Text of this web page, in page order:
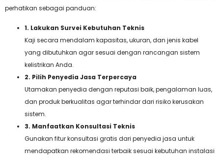
perhatikan sebagai panduan:
1. Lakukan Survei Kebutuhan Teknis
Kaji secara mendalam kapasitas, ukuran, dan jenis kabel
yang dibutuhkan agar sesuai dengan rancangan sistem
kelistrikan Anda.
2. Pilih Penyedia Jasa Terpercaya
Utamakan penyedia dengan reputasi baik, pengalaman luas,
dan produk berkualitas agar terhindar dari risiko kerusakan
sistem.
3. Manfaatkan Konsultasi Teknis
Gunakan fitur konsultasi gratis dari penyedia jasa untuk
mendapatkan rekomendasi terbaik sesuai kebutuhan instalasi